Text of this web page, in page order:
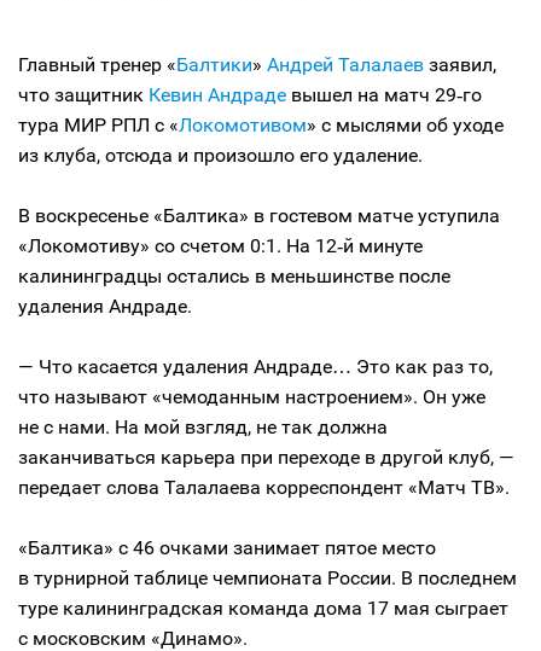
Главный тренер «Балтики» Андрей Талалаев заявил,
что защитник Кевин Андраде вышел на матч 29‑го
тура МИР РПЛ с «Локомотивом» с мыслями об уходе
из клуба, отсюда и произошло его удаление.
В воскресенье «Балтика» в гостевом матче уступила
«Локомотиву» со счетом 0:1. На 12‑й минуте
калининградцы остались в меньшинстве после
удаления Андраде.
— Что касается удаления Андраде… Это как раз то,
что называют «чемоданным настроением». Он уже
не с нами. На мой взгляд, не так должна
заканчиваться карьера при переходе в другой клуб, —
передает слова Талалаева корреспондент «Матч ТВ».
«Балтика» с 46 очками занимает пятое место
в турнирной таблице чемпионата России. В последнем
туре калининградская команда дома 17 мая сыграет
с московским «Динамо».